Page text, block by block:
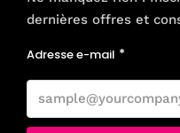
dernières offres et
Adresse e-mail